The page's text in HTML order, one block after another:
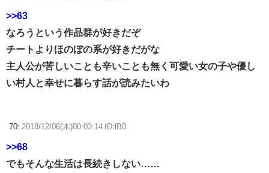
>>63
なろうという作品群が好きだぞ
チートよりほのぼの系が好きだがな
主人公が苦しいことも辛いことも無く可愛い女の子や優し
い村人と幸せに暮らす話が読みたいわ
70: 2018/12/06(木)00:03:14 ID:lB0
>>68
でもそんな生活は長続きしない……